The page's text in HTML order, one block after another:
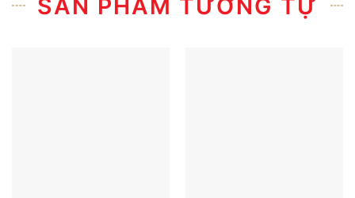
SẢN PHẨM TƯƠNG TỰ